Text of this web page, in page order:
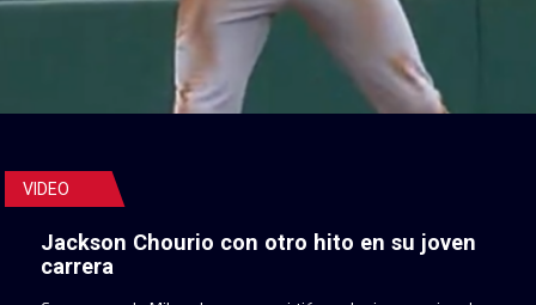
VIDEO
Jackson Chourio con otro hito en su joven
carrera